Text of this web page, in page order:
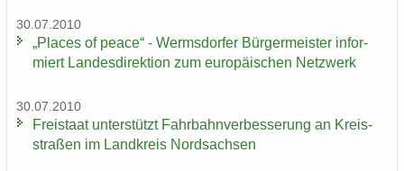
30.07.2010
„Places of peace“ - Werms­dor­fer Bür­ger­meis­ter in­for­
miert Lan­des­di­rek­ti­on zum eu­ro­päi­schen Netz­werk
30.07.2010
Frei­staat un­ter­stützt Fahr­bahn­ver­bes­se­rung an Kreis­
stra­ßen im Land­kreis Nord­sach­sen